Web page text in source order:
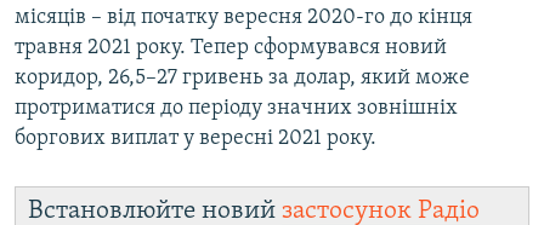
місяців – від початку вересня 2020-го до кінця
травня 2021 року. Тепер сформувався новий
коридор, 26,5–27 гривень за долар, який може
протриматися до періоду значних зовнішніх
боргових виплат у вересні 2021 року.
Встановлюйте новий застосунок Радіо